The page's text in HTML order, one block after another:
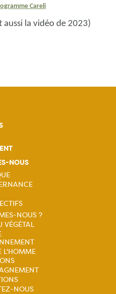
Careli
aussi la vidéo de 2023)
NOUS
NOUS ?
VÉGÉTAL
L'HOMME
NOUS